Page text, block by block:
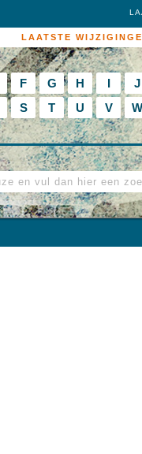
LAATSTE
F G H I J
S T U V W